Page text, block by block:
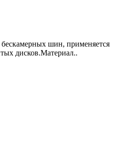
шин, применяется
дисков.Материал..